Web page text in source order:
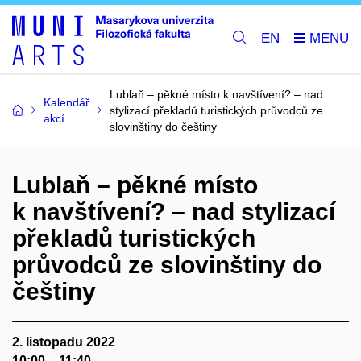
EN
Kalendář
akcí
Lublaň – pěkné místo k navštívení? – nad
stylizací překladů turistických průvodců ze
slovinštiny do češtiny
Lublaň – pěkné místo
k navštívení? – nad stylizací
překladů turistických
průvodců ze slovinštiny do
češtiny
2. listopadu 2022